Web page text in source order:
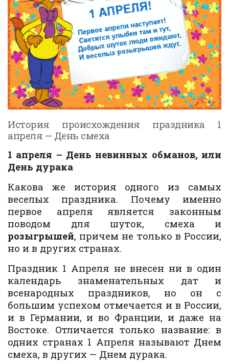
История происхождения праздника 1
апреля — День смеха
1 апреля – День невинных обманов, или
День дурака
Какова же история одного из самых
веселых праздника. Почему именно
первое апреля является законным
поводом для шуток, смеха и
розыгрышей, причем не только в России,
но и в других странах.
Праздник 1 Апреля не внесен ни в один
календарь знаменательных дат и
всенародных праздников, но он с
большим успехом отмечается и в России,
и в Германии, и во Франции, и даже на
Востоке. Отличается только название: в
одних странах 1 Апреля называют Днем
смеха, в других — Днем дурака.